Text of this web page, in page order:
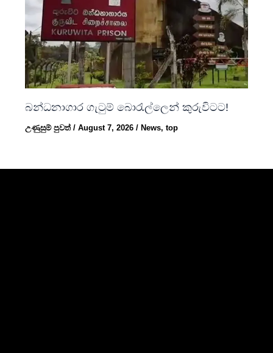
බන්ධනාගාර ගැටුම් බොරැල්ලෙන් කුරුවිටට!
උණුසුම් පුවත්/August 7, 2026/News,top